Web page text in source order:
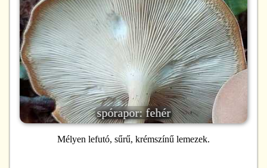
Mélyen lefutó, sűrű, krémszínű lemezek.
spórapor: fehér